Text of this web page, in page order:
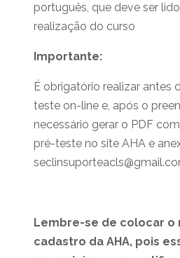
português, que deve ser
realização do curso
Importante:
É obrigatório realizar antes
teste on-line e, após o
necessário gerar o PDF
pré-teste no site AHA e
Lembre-se de colocar o
cadastro da AHA, pois